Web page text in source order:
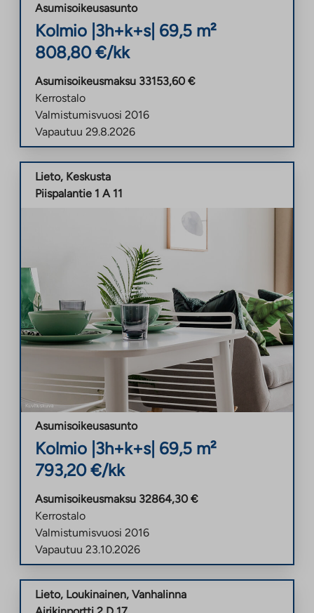
Asumisoikeusasunto
Kolmio 3h+k+s| 69,5 m²
808,80 €/kk
Asumisoikeusmaksu 33153,60 €
Kerrostalo
Valmistumisvuosi 2016
Vapautuu 29.8.2026
Lieto, Keskusta
Piispalantie 1 A 11
Asumisoikeusasunto
Kolmio 3h+k+s| 69,5 m²
793,20 €/kk
Asumisoikeusmaksu 32864,30 €
Kerrostalo
Valmistumisvuosi 2016
Vapautuu 23.10.2026
Lieto, Loukinainen, Vanhalinna